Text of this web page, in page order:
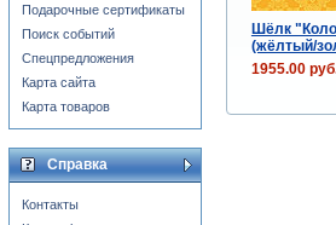
Шёлк
(жёлтый/
1955.00
Подарочные сертификаты
Поиск событий
Спецпредложения
Карта сайта
Карта товаров
Справка
Контакты